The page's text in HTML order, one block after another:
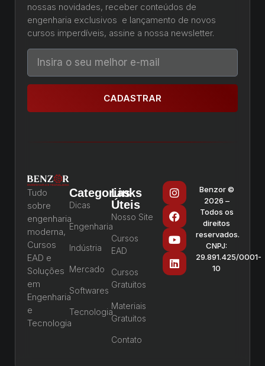
nossas novidades, receber conteúdos de
engenharia exclusivos e lançamento de novos
cursos imperdíveis, assine a nossa newsletter.
CADASTRAR
Tudo
sobre
engenharia
moderna,
Cursos
EAD e
Soluções
em
Engenharia
e
Tecnologia
Categorias
Dicas
Engenharia
Indústria
Mercado
Softwares
Tecnologia
Links
Úteis
Nosso Site
Cursos
EAD
Cursos
Gratuitos
Materiais
Gratuitos
Contato
Benzor ©
2026 –
Todos os
direitos
reservados.
CNPJ:
29.891.425/0001-
10